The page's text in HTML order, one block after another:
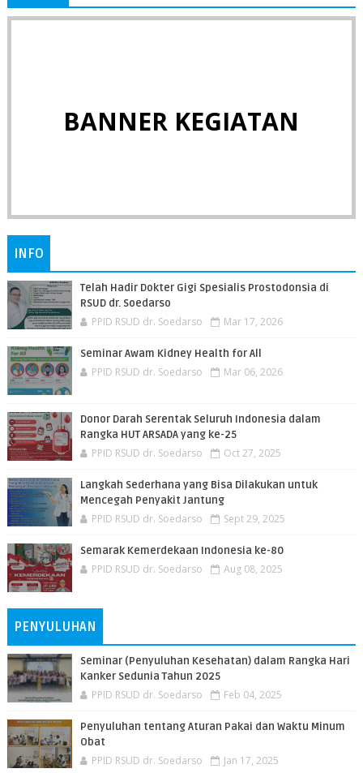
BANNER KEGIATAN
INFO
Telah Hadir Dokter Gigi Spesialis Prostodonsia di
RSUD dr. Soedarso
PPID RSUD dr. Soedarso Mar 17, 2026
Seminar Awam Kidney Health for All
PPID RSUD dr. Soedarso Mar 06, 2026
Donor Darah Serentak Seluruh Indonesia dalam
Rangka HUT ARSADA yang ke-25
PPID RSUD dr. Soedarso Oct 27, 2025
Langkah Sederhana yang Bisa Dilakukan untuk
Mencegah Penyakit Jantung
PPID RSUD dr. Soedarso Sept 29, 2025
Semarak Kemerdekaan Indonesia ke-80
PPID RSUD dr. Soedarso Aug 08, 2025
PENYULUHAN
Seminar (Penyuluhan Kesehatan) dalam Rangka Hari
Kanker Sedunia Tahun 2025
PPID RSUD dr. Soedarso Feb 04, 2025
Penyuluhan tentang Aturan Pakai dan Waktu Minum
Obat
PPID RSUD dr. Soedarso Jan 17, 2025